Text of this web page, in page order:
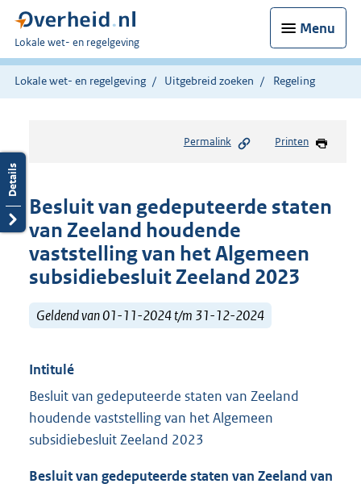
Menu
U
bent
hier:
Lokale wet- en regelgeving
Lokale wet- en regelgeving Uitgebreid zoeken Regeling
Permalink Printen
Besluit van gedeputeerde staten
van Zeeland houdende
vaststelling van het Algemeen
subsidiebesluit Zeeland 2023
Geldend van 01-11-2024 t/m 31-12-2024
Intitulé
Besluit van gedeputeerde staten van Zeeland
houdende vaststelling van het Algemeen
subsidiebesluit Zeeland 2023
Besluit van gedeputeerde staten van Zeeland van